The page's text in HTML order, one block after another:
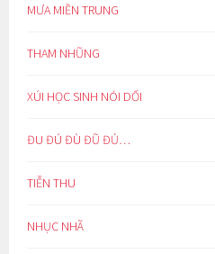
MƯA MIỀN TRUNG
THAM NHŨNG
XÚI HỌC SINH NÓI DỐI
ĐU ĐÚ ĐÙ ĐŨ ĐỦ…
TIỄN THU
NHỤC NHÃ